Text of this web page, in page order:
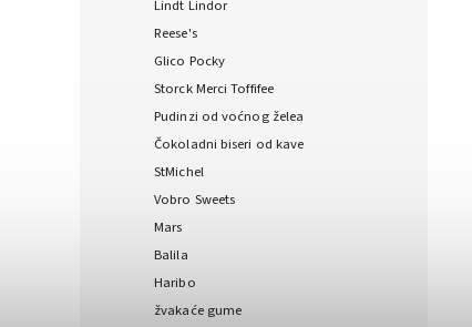
Lindt Lindor
Reese's
Glico Pocky
Storck Merci Toffifee
Pudinzi od voćnog želea
Čokoladni biseri od kave
StMichel
Vobro Sweets
Mars
Balila
Haribo
žvakaće gume